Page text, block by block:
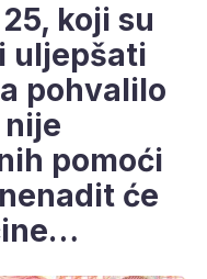
koji su
uljepšati
pohvalilo
pomoći
će